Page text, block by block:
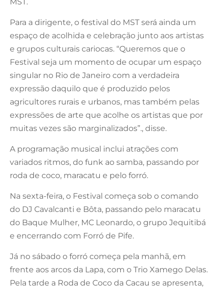
Para a dirigente, o festival do MST será ainda um
espaço de acolhida e celebração junto aos artistas
e grupos culturais cariocas. “Queremos que o
Festival seja um momento de ocupar um espaço
singular no Rio de Janeiro com a verdadeira
expressão daquilo que é produzido pelos
agricultores rurais e urbanos, mas também pelas
expressões de arte que acolhe os artistas que por
muitas vezes são marginalizados”., disse.
A programação musical inclui atrações com
variados ritmos, do funk ao samba, passando por
roda de coco, maracatu e pelo forró.
Na sexta-feira, o Festival começa sob o comando
do DJ Cavalcanti e Bôta, passando pelo maracatu
do Baque Mulher, MC Leonardo, o grupo Jequitibá
e encerrando com Forró de Pife.
Já no sábado o forró começa pela manhã, em
frente aos arcos da Lapa, com o Trio Xamego Delas.
Pela tarde a Roda de Coco da Cacau se apresenta,